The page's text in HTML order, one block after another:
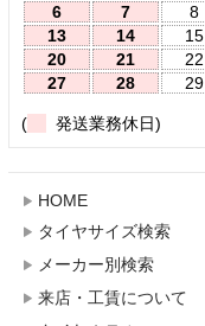
6
7 8
13
14 15
20
21 22
27
28 29
( 発送業務休日)
HOME
タイヤサイズ検索
メーカー別検索
来店・工賃について